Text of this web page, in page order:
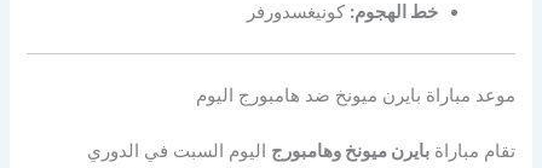
خط الهجوم: كونيغسدورفر
موعد مباراة بايرن ميونخ ضد هامبورج اليوم
تقام مباراةبايرن ميونخ وهامبورج اليوم السبت في الدوري